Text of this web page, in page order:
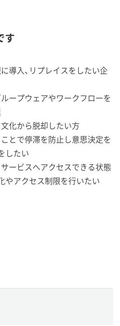
す
導入、リプレイスをしたい企
ープウェアやワークフローを
化から脱却したい方
とで停滞を防止し意思決定を
したい
ービスへアクセスできる状態
やアクセス制限を行いたい